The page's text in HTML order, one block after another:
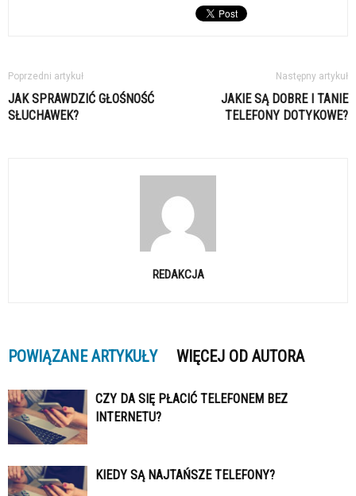
Poprzedni artykuł
JAK SPRAWDZIĆ GŁOŚNOŚĆ
SŁUCHAWEK?
Następny artykuł
JAKIE SĄ DOBRE I TANIE
TELEFONY DOTYKOWE?
REDAKCJA
POWIĄZANE ARTYKUŁY WIĘCEJ OD AUTORA
CZY DA SIĘ PŁACIĆ TELEFONEM BEZ
INTERNETU?
KIEDY SĄ NAJTAŃSZE TELEFONY?